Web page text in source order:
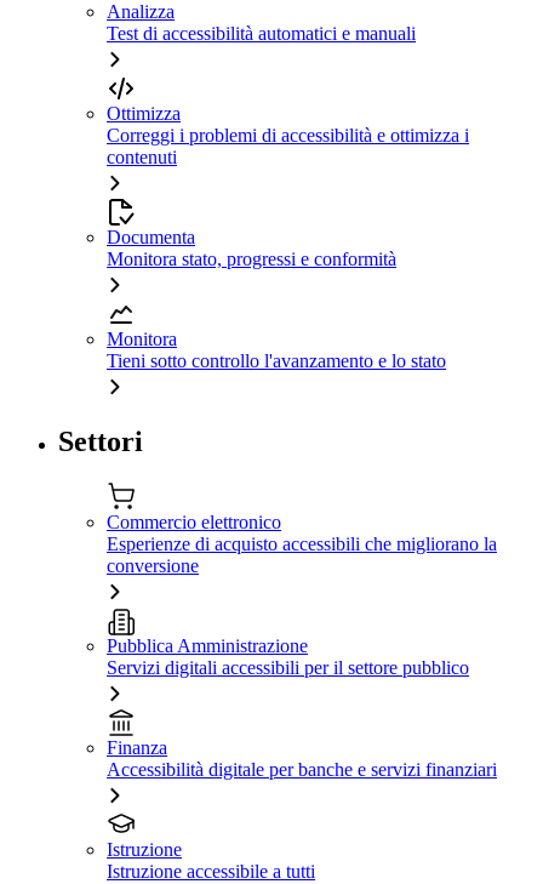
Analizza
Test di accessibilità automatici e manuali
Ottimizza
Correggi i problemi di accessibilità e ottimizza i
contenuti
Documenta
Monitora stato, progressi e conformità
Monitora
Tieni sotto controllo l'avanzamento e lo stato
Settori
Commercio elettronico
Esperienze di acquisto accessibili che migliorano la
conversione
Pubblica Amministrazione
Servizi digitali accessibili per il settore pubblico
Finanza
Accessibilità digitale per banche e servizi finanziari
Istruzione
Istruzione accessibile a tutti